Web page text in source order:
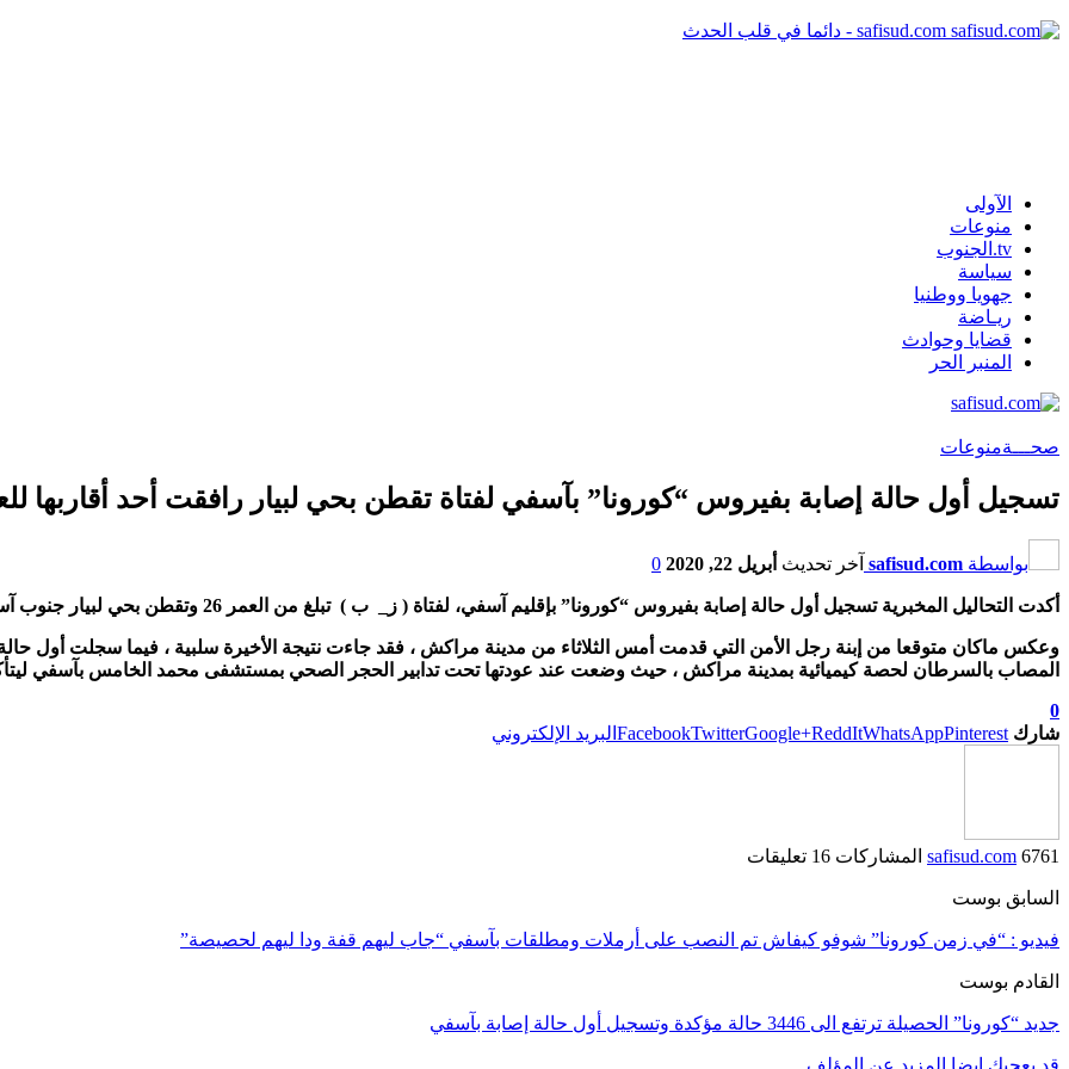
safisud.com - دائما في قلب الحدث
الآولى
منوعات
tv.الجنوب
سياسة
جهويا ووطنيا
ريـاضة
قضايا وحوادث
المنبر الحر
صحـــةمنوعات
تسجيل أول حالة إصابة بفيروس “كورونا” بآسفي لفتاة تقطن بحي لبيار رافقت أحد أقاربها
بواسطة safisud.com آخر تحديث أبريل 22, 2020 0
أكدت التحاليل المخبرية تسجيل أول حالة إصابة بفيروس “كورونا” بإقليم آسفي، لفتاة ( ز_ ب ) تبلغ من العمر 26 وتقطن بحي لبيار جنوب آسفي .
وعكس ماكان متوقعا من إبنة رجل الأمن التي قدمت أمس الثلاثاء من مدينة مراكش ، فقد جاءت نتيجة الأخيرة سلبية ، فيما سجلت أول حالة
المصاب بالسرطان لحصة كيميائية بمدينة مراكش ، حيث وضعت عند عودتها تحت تدابير الحجر الصحي بمستشفى محمد الخامس بآسفي ليتأكد
0
شارك
FacebookTwitterGoogle+ReddItWhatsAppPinterest البريد الإلكتروني
safisud.com 6761 المشاركات 16 تعليقات
السابق بوست
فيديو : “في زمن كورونا” شوفو كيفاش تم النصب على أرملات ومطلقات بآسفي “جاب ليهم قفة ودا ليهم لحصيصة”
القادم بوست
جديد “كورونا” الحصيلة ترتفع الى 3446 حالة مؤكدة وتسجيل أول حالة إصابة بآسفي
قد يعجبك ايضا المزيد عن المؤلف